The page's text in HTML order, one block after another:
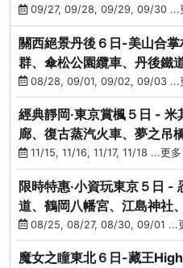
09/27, 09/28, 09/29, 09/30 ...
關西絕景丹後６日-美山合
群、傘松公園纜車、丹後鐵
08/28, 09/01, 09/02, 09/03 ...
經典靜岡‧東京賞楓５日 -
廊、復古蒸汽火車、夢之吊
茶體驗、三溪園
11/15, 11/16, 11/17, 11/18 ...更
限時特惠‧小資玩東京５日 -
道、鶴岡八幡宮、江島神社
08/25, 08/27, 08/30, 09/01 ...
魔女之瞳東北６日-藏王